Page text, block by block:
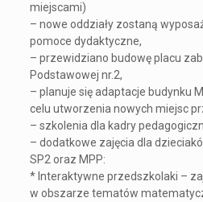
miejscami)
– nowe oddziały zostaną
pomoce dydaktyczne,
– przewidziano budowę placu
Podstawowej nr.2,
– planuje się adaptacje budynku
celu utworzenia nowych miejsc
– szkolenia dla kadry
– dodatkowe zajęcia dla
SP2 oraz MPP:
* Interaktywne przedszkolaki –
w obszarze tematów